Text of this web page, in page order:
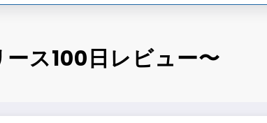
ス100日レビュー〜